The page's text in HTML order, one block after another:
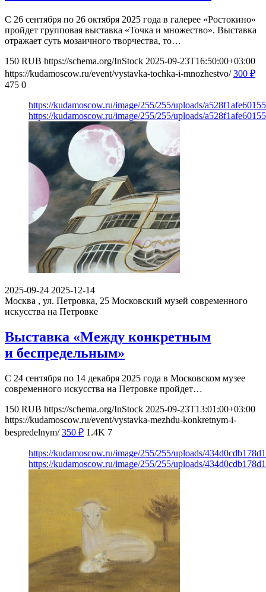
С 26 сентября по 26 октября 2025 года в галерее «Ростокино»
пройдет групповая выставка «Точка и множество». Выставка
отражает суть мозаичного творчества, то…
150 RUB https://schema.org/InStock 2025-09-23T16:50:00+03:00
https://kudamoscow.ru/event/vystavka-tochka-i-mnozhestvo/ 300 ₽
475 0
https://kudamoscow.ru/image/255/255/uploads/
https://kudamoscow.ru/image/255/255/uploads/
2025-09-24 2025-12-14
Москва , ул. Петровка, 25 Московский музей современного
искусства на Петровке
Выставка «Между конкретным
и беспредельным»
С 24 сентября по 14 декабря 2025 года в Московском музее
современного искусства на Петровке пройдет…
150 RUB https://schema.org/InStock 2025-09-23T13:01:00+03:00
https://kudamoscow.ru/event/vystavka-mezhdu-konkretnym-i-
bespredelnym/ 350 ₽ 1.4K 7
https://kudamoscow.ru/image/255/255/uploads/
https://kudamoscow.ru/image/255/255/uploads/